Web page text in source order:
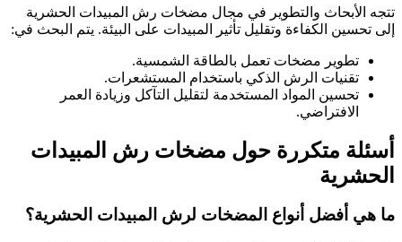
تتجه الأبحاث والتطوير في مجال مضخات رش المبيدات الحشرية
إلى تحسين الكفاءة وتقليل تأثير المبيدات على البيئة. يتم البحث في:
تطوير مضخات تعمل بالطاقة الشمسية.
تقنيات الرش الذكي باستخدام المستشعرات.
تحسين المواد المستخدمة لتقليل التآكل وزيادة العمر
الافتراضي.
أسئلة متكررة حول مضخات رش المبيدات
الحشرية
ما هي أفضل أنواع المضخات لرش المبيدات الحشرية؟